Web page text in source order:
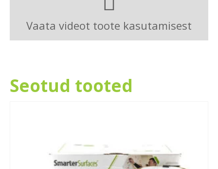
Vaata videot toote kasutamisest
Seotud tooted